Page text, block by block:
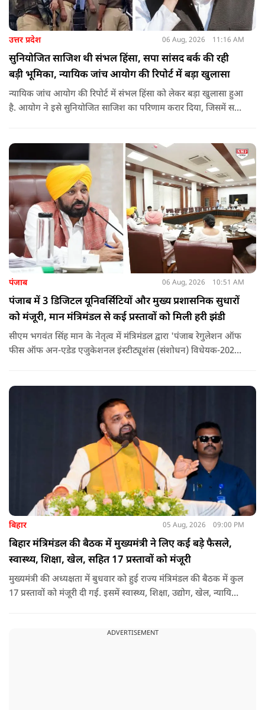
उत्तर प्रदेश 06 Aug, 2026 11:16 AM
सुनियोजित साजिश थी संभल हिंसा, सपा सांसद बर्क की रही
बड़ी भूमिका, न्यायिक जांच आयोग की रिपोर्ट में बड़ा खुलासा
न्यायिक जांच आयोग की रिपोर्ट में संभल हिंसा को लेकर बड़ा खुलासा हुआ
है. आयोग ने इसे सुनियोजित साजिश का परिणाम करार दिया, जिसमें सपा
पंजाब 06 Aug, 2026 10:51 AM
पंजाब में 3 डिजिटल यूनिवर्सिटियों और मुख्य प्रशासनिक सुधारों
को मंजूरी, मान मंत्रिमंडल से कई प्रस्तावों को मिली हरी झंडी
सीएम भगवंत सिंह मान के नेतृत्व में मंत्रिमंडल द्वारा 'पंजाब रेगुलेशन ऑफ
फीस ऑफ अन-एडेड एजुकेशनल इंस्टीट्यूशंस (संशोधन) विधेयक-2026'
अन्य प्रस्तावों को भी मंजूरी दी गई है.
बिहार 05 Aug, 2026 09:00 PM
बिहार मंत्रिमंडल की बैठक में मुख्यमंत्री ने लिए कई बड़े फैसले,
स्वास्थ्य, शिक्षा, खेल, सहित 17 प्रस्तावों को मंजूरी
मुख्यमंत्री की अध्यक्षता में बुधवार को हुई राज्य मंत्रिमंडल की बैठक में कुल
17 प्रस्तावों को मंजूरी दी गई. इसमें स्वास्थ्य, शिक्षा, उद्योग, खेल, न्यायिक
ADVERTISEMENT